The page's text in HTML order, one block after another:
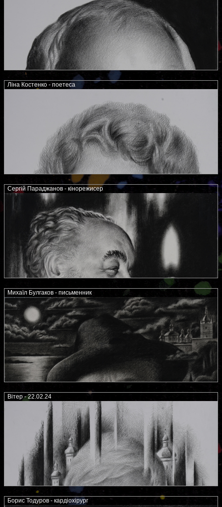
Ліна Костенко - поетеса
Сергій Параджанов - кінорежисер
Михаїл Булгаков - письменник
Вітер - 22.02.24
Борис Тодуров - кардіохірург